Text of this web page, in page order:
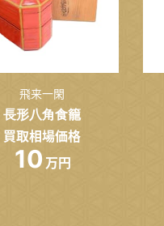
飛来一閑
長形八角食籠
買取相場価格
10 万円